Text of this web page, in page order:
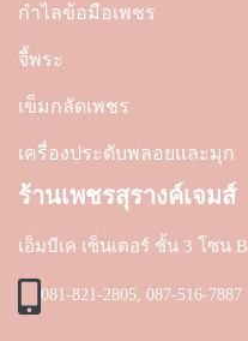
กำไลข้อมือเพชร
จี้พระ
เข็มกลัดเพชร
เครื่องประดับพลอยและมุก
ร้านเพชรสุรางค์เจมส์
เอ็มบีเค เซ็นเตอร์ ชั้น 3 โซน B
081-821-2805, 087-516-7887